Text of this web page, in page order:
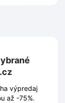
výpredaj
až -75%.